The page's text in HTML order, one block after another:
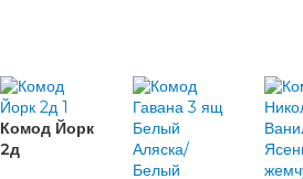
Комод Йорк
2д